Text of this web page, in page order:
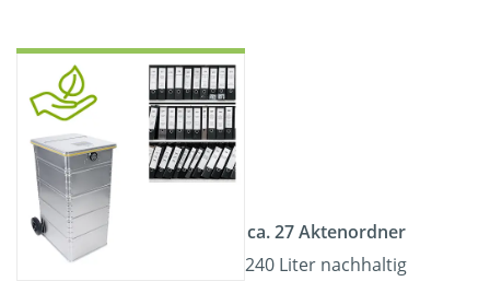
ca. 27 Aktenordner
240 Liter nachhaltig